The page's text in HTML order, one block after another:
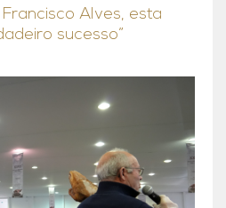
Alves, esta
sucesso”